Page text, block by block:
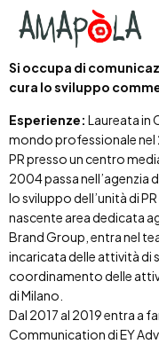
contenuto
Si occupa di
cura lo sviluppo
Esperienze: Laureata in
mondo professionale
PR presso un centro
2004 passa nell’agenzia
lo sviluppo dell’unità di
nascente area dedicata
Brand Group, entra nel
incaricata delle attività di
coordinamento delle
di Milano.
Dal 2017 al 2019 entra a
Communication di EY